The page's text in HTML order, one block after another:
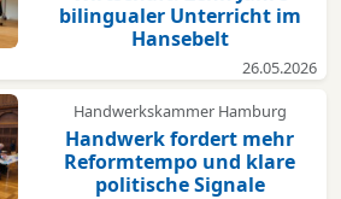
bilingualer Unterricht im
Hansebelt
26.05.2026
Handwerkskammer Hamburg
Handwerk fordert mehr
Reformtempo und klare
politische Signale